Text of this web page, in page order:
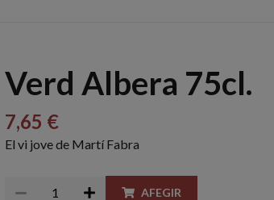
Verd Albera 75cl.
7,65 €
El vi jove de Martí Fabra
AFEGIR